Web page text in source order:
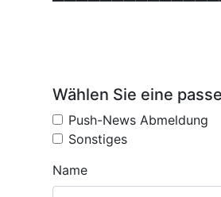
Wählen Sie eine
Push-News Abmeldung
Sonstiges
Name